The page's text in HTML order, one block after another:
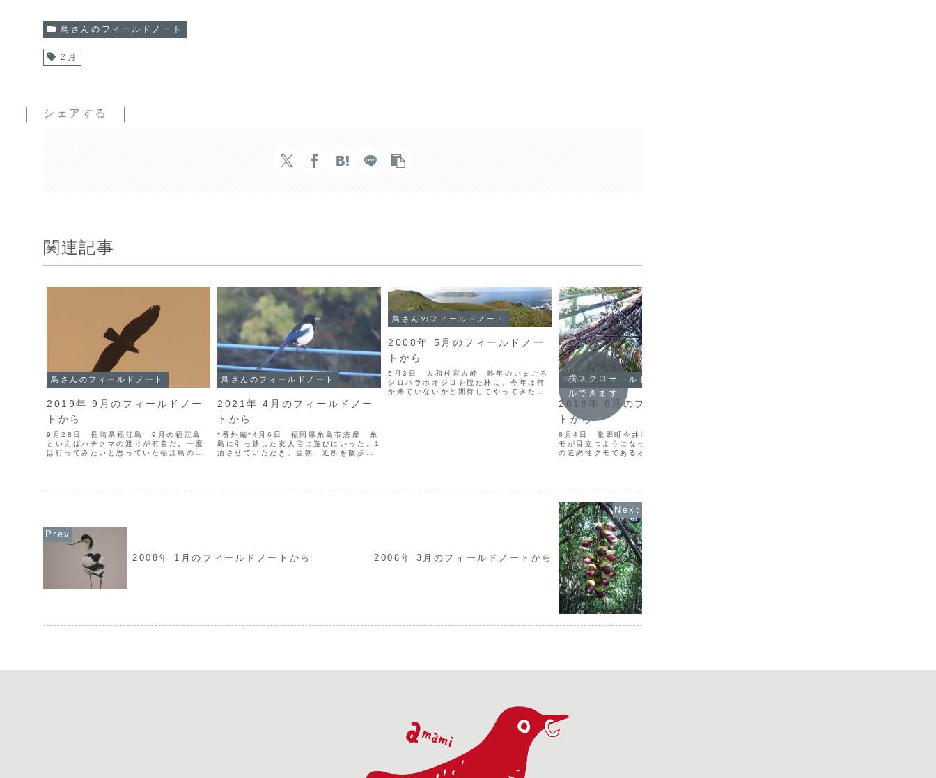
鳥さんのフィールドノート
2月
シェアする
関連記事
鳥さんのフィールドノート
2019年 9月のフィールドノー
トから
9月28日 長崎県福江島 9月の福江島
といえばハチクマの渡りが有名だ。一度
は行ってみたいと思っていた福江島の南
鳥さんのフィールドノート
2021年 4月のフィールドノー
トから
*番外編*4月6日 福岡県糸島市志摩 糸
島に引っ越した友人宅に遊びにいった。1
泊させていただき、翌朝、近所を散歩す
鳥さんのフィールドノート
2008年 5月のフィールドノー
トから
5月3日 大和村宮古崎 昨年のいまごろ
シロハラホオジロを観た林に、今年は何
か来ていないかと期待してやってきた。
鳥さんのフィールドノート
2018年 8月のフィールドノー
トから
8月4日 龍郷町今井崎 オオジョロウグ
モが目立つようになってきた。日本最大
の造網性クモであるオオジョロウグモの
横スクロー
ルできます
2008年 1月のフィールドノートから 2008年 3月のフィールドノートから